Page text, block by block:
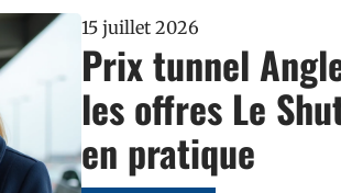
15 juillet 2026
Prix tunnel
les offres Le
en pratique